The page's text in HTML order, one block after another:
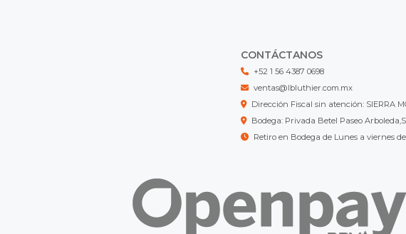
CONTÁCTANOS
+52 1 56 4387 0698
ventas@lbluthier.com.mx
Dirección Fiscal sin atención: SIERRA
Bodega: Privada Betel Paseo
Retiro en Bodega de Lunes a viernes